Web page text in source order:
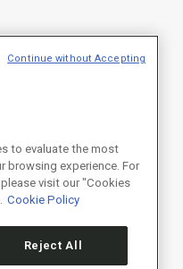
naPolítica de
described in the
Privacy
to evaluate the most
browsing experience. For
visit our "Cookies
Cookie Policy
Reject All
Continue without Accepting